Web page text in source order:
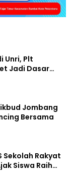
Unri, Plt
Jadi Dasar
Jombang
Bersama
Sekolah Rakyat
Siswa Raih